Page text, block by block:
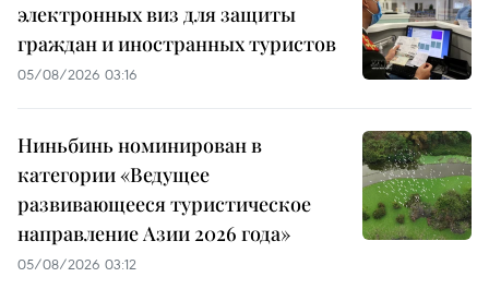
электронных виз для защиты
граждан и иностранных туристов
05/08/2026 03:16
Ниньбинь номинирован в
категории «Ведущее
развивающееся туристическое
направление Азии 2026 года»
05/08/2026 03:12